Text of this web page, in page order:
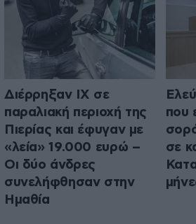
Διέρρηξαν ΙΧ σε
παραλιακή περιοχή της
Πιερίας και έφυγαν με
«λεία» 19.000 ευρώ –
Οι δύο άνδρες
συνελήφθησαν στην
Ημαθία
που
σε